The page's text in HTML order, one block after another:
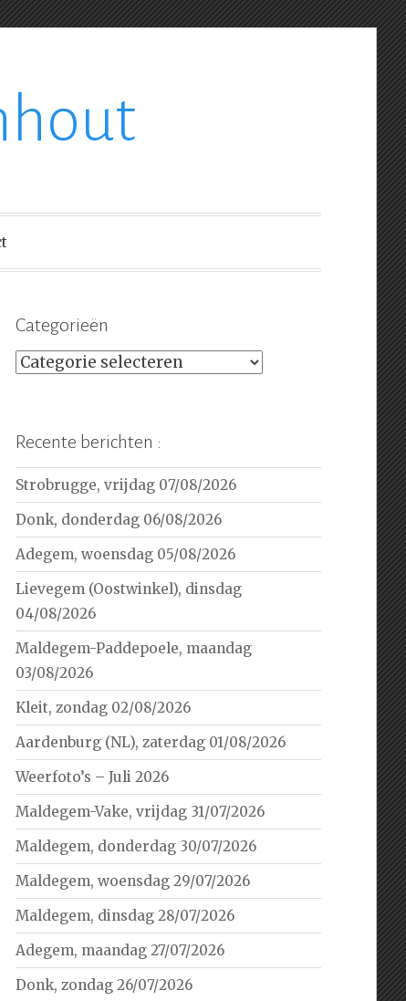
Categorieën
Categorieën
Recente berichten :
Strobrugge, vrijdag 07/08/2026
Donk, donderdag 06/08/2026
Adegem, woensdag 05/08/2026
Lievegem (Oostwinkel), dinsdag
04/08/2026
Maldegem-Paddepoele, maandag
03/08/2026
Kleit, zondag 02/08/2026
Aardenburg (NL), zaterdag 01/08/2026
Weerfoto’s – Juli 2026
Maldegem-Vake, vrijdag 31/07/2026
Maldegem, donderdag 30/07/2026
Maldegem, woensdag 29/07/2026
Maldegem, dinsdag 28/07/2026
Adegem, maandag 27/07/2026
Donk, zondag 26/07/2026